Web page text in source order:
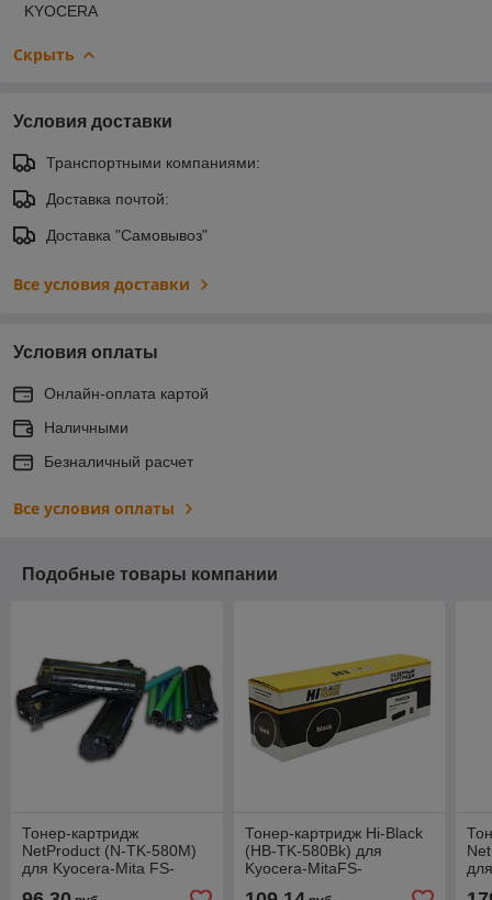
KYOCERA
Скрыть
Условия доставки
Транспортными компаниями:
Доставка почтой:
Доставка "Самовывоз"
Все условия доставки
Условия оплаты
Онлайн-оплата картой
Наличными
Безналичный расчет
Все условия оплаты
Подобные товары компании
Тонер-картридж
NetProduct (N-TK-580M)
для Kyocera-Mita FS-
C5150DN/ECOSYS P6021,
Тонер-картридж Hi-Black
(HB-TK-580Bk) для
Kyocera-MitaFS-
C5150DN/ECOSYS P6021,